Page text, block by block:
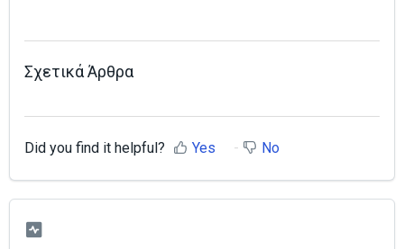
Σχετικά Άρθρα
Did you find it helpful? Yes No